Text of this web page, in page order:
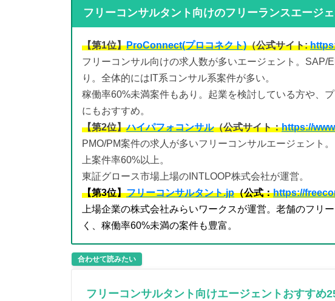
フリーコンサルタント向けのフリーランスエージ
【第1位】ProConnect(プロコネクト)（公式サイト:
フリーコンサル向けの求人数が多いエージェント。SAP/
り。全体的にはIT系コンサル系案件が多い。
稼働率60%未満案件もあり。起業を検討している方や、
にもおすすめ。
【第2位】ハイパフォコンサル（公式サイト：https://
PMO/PM案件の求人が多いフリーコンサルエージェント
上案件率60%以上。
東証グロース市場上場のINTLOOP株式会社が運営。
【第3位】フリーコンサルタント.jp（公式：https://
上場企業の株式会社みらいワークスが運営。老舗のフリ
く、稼働率60%未満の案件も豊富。
合わせて読みたい
フリーコンサルタント向けエージェントおすすめ